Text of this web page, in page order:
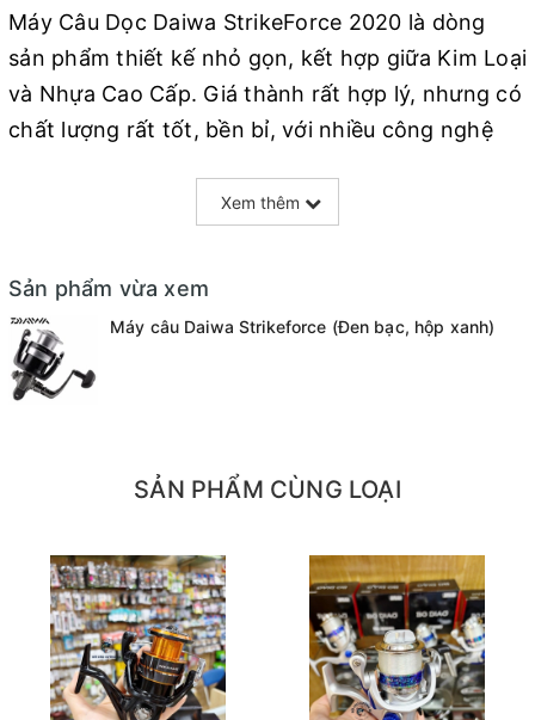
Máy Câu Dọc Daiwa StrikeForce 2020 là dòng
sản phẩm thiết kế nhỏ gọn, kết hợp giữa Kim Loại
và Nhựa Cao Cấp. Giá thành rất hợp lý, nhưng có
chất lượng rất tốt, bền bỉ, với nhiều công nghệ
chịu nhất cho các bạn mói làm quen với môn câu
Máy Câu StrikeForce 2020 – 1000B
Sức chứa dây (mm/m): 0.14/ 220; 0.2/110;
Máy Câu StrikeForce 2020 – 2500B
Trọng lượng: 280g | Drag: 4kg | Thu dây:
79cm/ vòng | Vòng tua: 5.3:1 | Vòng bi: 1
Sức chứa dây (mm/m): 0.25/ 190; 0.28/155;
Xem thêm
Sản phẩm vừa xem
Máy câu Daiwa Strikeforce (Đen bạc, hộp xanh)
SẢN PHẨM CÙNG LOẠI